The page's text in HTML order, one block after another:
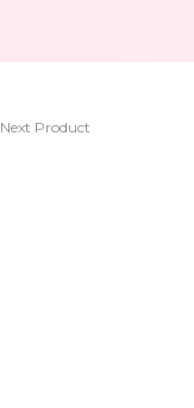
Next Product